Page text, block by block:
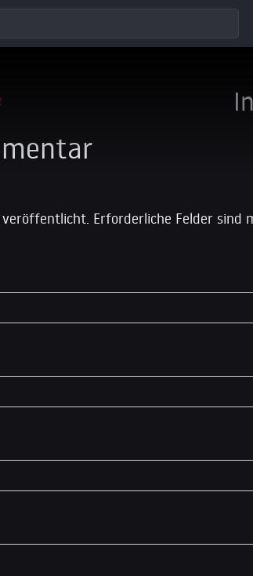
veröffentlicht. Erforderliche Felder sind